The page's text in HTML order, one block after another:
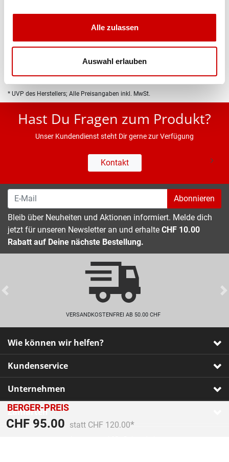
Alle zulassen
Auswahl erlauben
BERGER-PREIS
CHF 95.00 Preis reduziert von
statt CHF 120.00
An
Produktbeschreibung
* UVP des Herstellers; Alle Preisangaben inkl. MwSt.
Hast Du Fragen zum Produkt?
Unser Kundendienst steht Dir gerne zur Verfügung
Kontakt
Abonnieren
Bleib über Neuheiten und Aktionen informiert. Melde dich
jetzt für unseren Newsletter an und erhalte CHF 10.00
Rabatt auf Deine nächste Bestellung.
VERSANDKOSTENFREI AB 50.00 CHF
Previous
Wie können wir helfen?
Kundenservice
Unternehmen
Zahlarten